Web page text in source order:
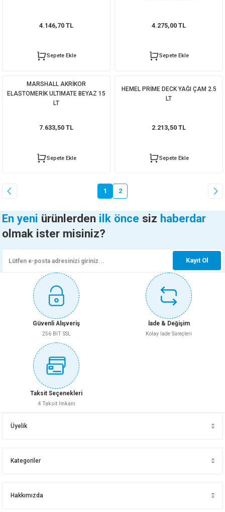
4.146,70 TL
Sepete Ekle
4.275,00 TL
Sepete Ekle
MARSHALL AKRİKOR
ELASTOMERİK ULTIMATE BEYAZ 15
LT
7.633,50 TL
Sepete Ekle
HEMEL PRİME DECK YAĞI ÇAM 2.5
LT
2.213,50 TL
Sepete Ekle
1 2
En yeni ürünlerden ilk önce siz haberdar
olmak ister misiniz?
Kayıt Ol
Güvenli Alışveriş
256 BİT SSL
İade & Değişim
Kolay İade Süreçleri
Taksit Seçenekleri
4 Taksit İmkanı
Üyelik
Kategoriler
Hakkımızda